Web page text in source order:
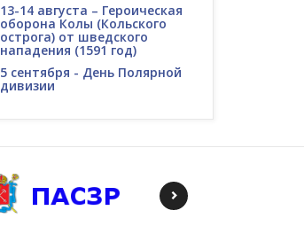
13-14 августа – Героическая
оборона Колы (Кольского
острога) от шведского
нападения (1591 год)
5 сентября - День Полярной
дивизии